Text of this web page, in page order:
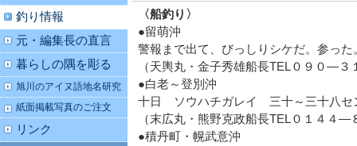
〈船釣り〉
●留萌沖
警報まで出て、びっしりシケだ。参った
（天輿丸・金子秀雄船長TEL０９０―
●白老～登別沖
十日 ソウハチガレイ 三十～三十八セ
（末広丸・熊野克政船長TEL０１４４
●積丹町・幌武意沖
釣り情報
元・編集長の直言
暮らしの隅を彫る
旭川のアイヌ語地名研究
紙面掲載写真のご注文
リンク